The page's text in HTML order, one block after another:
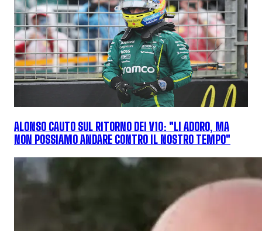
ALONSO CAUTO SUL RITORNO DEI V10: "LI ADORO, MA
NON POSSIAMO ANDARE CONTRO IL NOSTRO TEMPO"